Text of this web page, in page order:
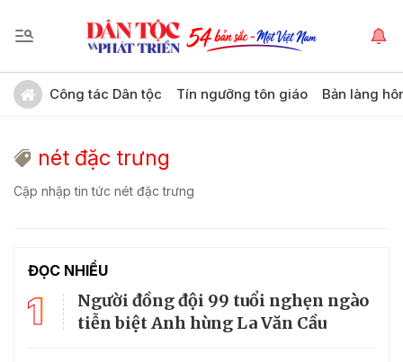
Công tác Dân tộc Tín ngưỡng tôn giáo Bản làng
nét đặc trưng
Cập nhập tin tức nét đặc trưng
ĐỌC NHIỀU
1
Người đồng đội 99 tuổi nghẹn ngào
tiễn biệt Anh hùng La Văn Cầu